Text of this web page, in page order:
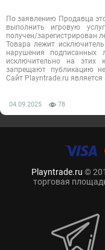
По заявлению Продавца
выполнить игровую
получен/зарегистрирован
Товара лежит
нарушения подписанных
исключительно на этих
запрещают публикацию
Сайт Playntrade.ru
04.09.2025 78
Playntrade.ru ©
торговая